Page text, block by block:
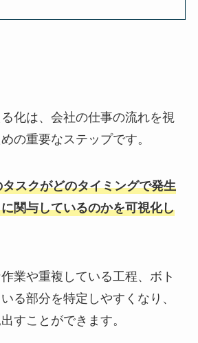
化は、会社の仕事の流れを視
の重要なステップです。
タスクがどのタイミングで発生
関与しているのかを可視化し
業や重複している工程、ボト
る部分を特定しやすくなり、
すことができます。